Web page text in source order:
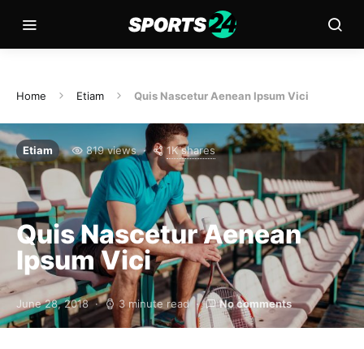
Home Etiam Quis Nascetur Aenean Ipsum Vici
Etiam 819 views 1K shares
Quis Nascetur Aenean
Ipsum Vici
June 28, 2018 3 minute read No comments